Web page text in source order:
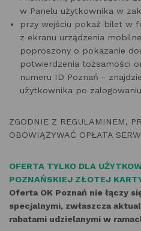
w Panelu użytkownika w
przy wejściu pokaż bilet w
z ekranu urządzenia
poproszony o pokazanie
potwierdzenia tożsamości
numeru ID Poznań -
użytkownika po
ZGODNIE Z REGULAMINEM,
OBOWIĄZYWAĆ OPŁATA
OFERTA TYLKO DLA
POZNAŃSKIEJ ZŁOTEJ
Oferta OK Poznań nie łączy
specjalnymi, zwłaszcza
rabatami udzielanymi w